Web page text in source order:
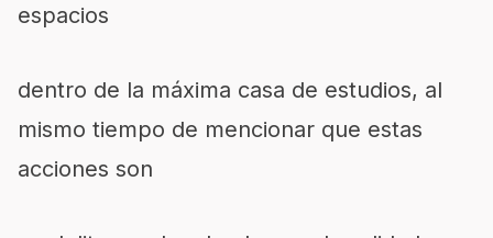
espacios
dentro de la máxima casa de estudios, al
mismo tiempo de mencionar que estas
acciones son